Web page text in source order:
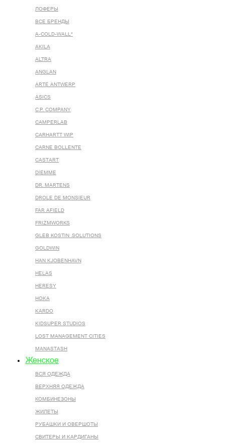
ЛОФЕРЫ
ВСЕ БРЕНДЫ
A-COLD-WALL*
AKILA
ALTRA
ANGLAN
ARTE ANTWERP
ASICS
C.P. COMPANY
CAMPERLAB
CARHARTT WIP
CARNE BOLLENTE
CASTART
DIEMME
DR. MARTENS
DROLE DE MONSIEUR
FAR AFIELD
FRIZMWORKS
GLEB KOSTIN .SOLUTIONS
GOLDWIN
HAN KJOBENHAVN
HELAS
HERESY
HOKA
KARDO
KIDSUPER STUDIOS
LOST MANAGEMENT CITIES
MANASTASH
Женское
ВСЯ ОДЕЖДА
ВЕРХНЯЯ ОДЕЖДА
КОМБИНЕЗОНЫ
ЖИЛЕТЫ
РУБАШКИ И ОВЕРШОТЫ
СВИТЕРЫ И КАРДИГАНЫ